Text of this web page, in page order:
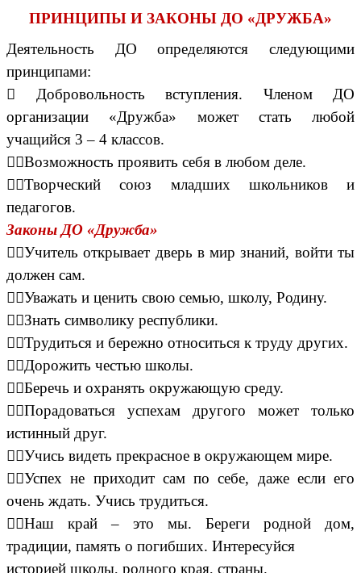
ПРИНЦИПЫ И ЗАКОНЫ ДО «ДРУЖБА»
Деятельность ДО определяются следующими
принципами:
 Добровольность вступления. Членом ДО
организации «Дружба» может стать любой
учащийся 3 – 4 классов.
Возможность проявить себя в любом деле.
Творческий союз младших школьников и
педагогов.
Законы ДО «Дружба»
Учитель открывает дверь в мир знаний, войти ты
должен сам.
Уважать и ценить свою семью, школу, Родину.
Знать символику республики.
Трудиться и бережно относиться к труду других.
Дорожить честью школы.
Беречь и охранять окружающую среду.
Порадоваться успехам другого может только
истинный друг.
Учись видеть прекрасное в окружающем мире.
Успех не приходит сам по себе, даже если его
очень ждать. Учись трудиться.
Наш край – это мы. Береги родной дом,
традиции, память о погибших. Интересуйся
историей школы, родного края, страны.